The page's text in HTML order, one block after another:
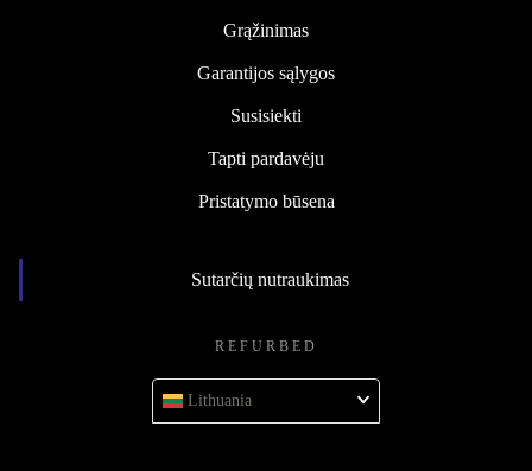
Grąžinimas
Garantijos sąlygos
Susisiekti
Tapti pardavėju
Pristatymo būsena
Sutarčių nutraukimas
REFURBED
Lithuania